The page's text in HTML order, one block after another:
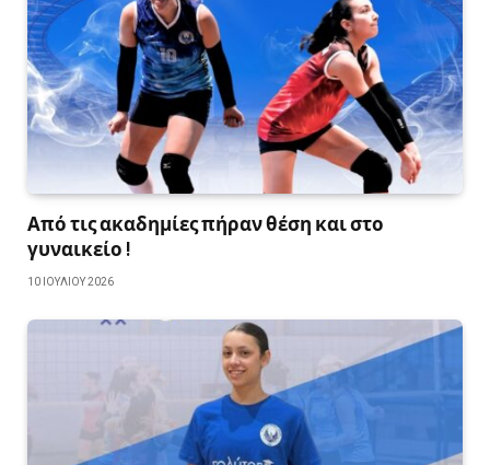
Από τις ακαδημίες πήραν θέση και στο
γυναικείο !
10 ΙΟΥΛΊΟΥ 2026